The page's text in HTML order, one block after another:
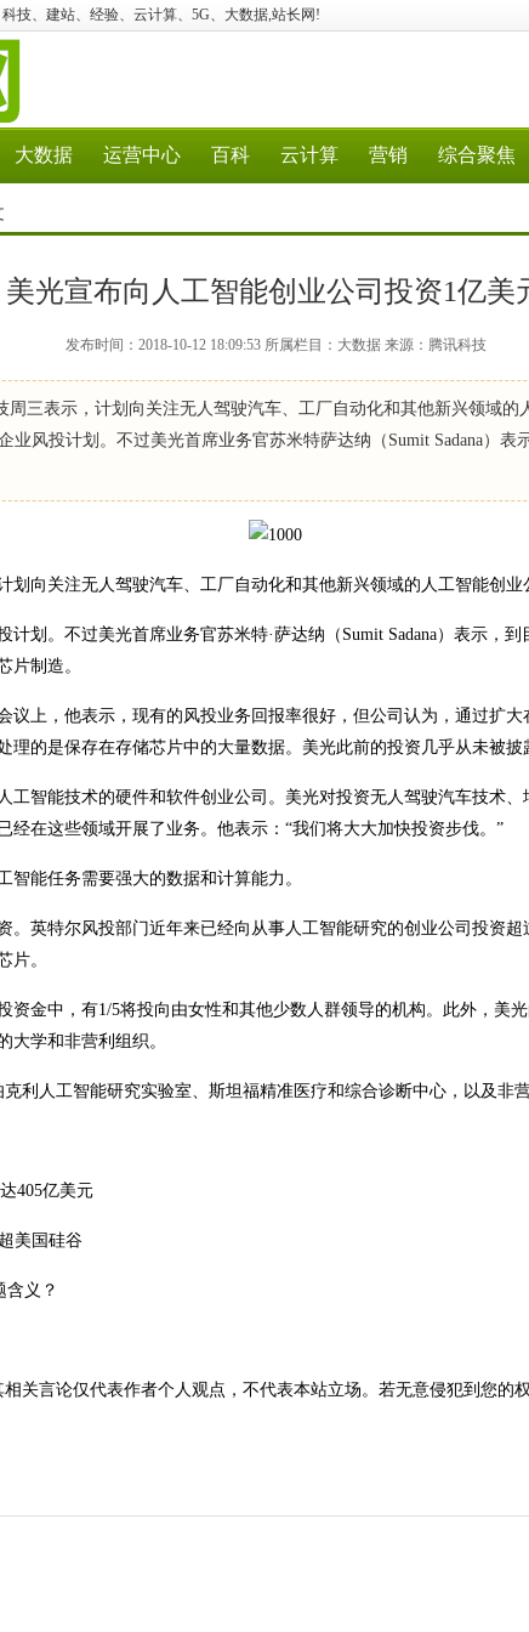
科技、建站、经验、云计算、5G、大数据,站长网!
大数据 运营中心 百科 云计算 营销 综合聚焦
美光宣布向人工智能创业公司投资1亿美
发布时间：2018-10-12 18:09:53 所属栏目：大数据 来源：腾讯科技
周三表示，计划向关注无人驾驶汽车、工厂自动化和其他新兴领域的
业风投计划。不过美光首席业务官苏米特萨达纳（Sumit Sadana）
划向关注无人驾驶汽车、工厂自动化和其他新兴领域的人工智能创业
计划。不过美光首席业务官苏米特·萨达纳（Sumit Sadana）表示，
片制造。
议上，他表示，现有的风投业务回报率很好，但公司认为，通过扩
理的是保存在存储芯片中的大量数据。美光此前的投资几乎从未被披
工智能技术的硬件和软件创业公司。美光对投资无人驾驶汽车技术
经在这些领域开展了业务。他表示：“我们将大大加快投资步伐。”
能任务需要强大的数据和计算能力。
。英特尔风投部门近年来已经向从事人工智能研究的创业公司投资
片。
资金中，有1/5将投向由女性和其他少数人群领导的机构。此外，美
大学和非营利组织。
利人工智能研究实验室、斯坦福精准医疗和综合诊断中心，以及非
405亿美元
美国硅谷
含义？
相关言论仅代表作者个人观点，不代表本站立场。若无意侵犯到您的